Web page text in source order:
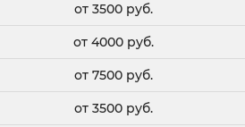
от 3500 руб.
от 4000 руб.
от 7500 руб.
от 3500 руб.